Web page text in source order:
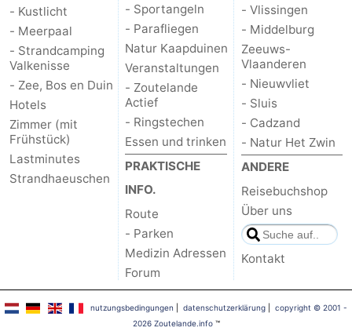
Parafliegen
-
Sportangeln
Essen
und
Veranstaltungen
Ringstechen
Zoutelande
Actief
Praktisch
-
- Kustlicht
- Meerpaal
- Strandcamping
Valkenisse
- Zee, Bos en Duin
Hotels
Zimmer (mit
Frühstück)
Lastminutes
Strandhaeuschen
- Sportangeln
- Parafliegen
Natur Kaapduinen
Veranstaltungen
- Zoutelande
Actief
- Ringstechen
Essen und trinken
PRAKTISCHE
INFO.
Route
- Parken
Medizin Adressen
Forum
- Vlissingen
- Middelburg
Zeeuws-
Vlaanderen
- Nieuwvliet
- Sluis
- Cadzand
- Natur Het Zwin
ANDERE
Reisebuchshop
Über uns
Kontakt
nutzungsbedingungen datenschutzerklärung| copyright © 2001 -
2026 Zoutelande.info™